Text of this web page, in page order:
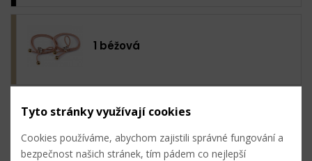
1 béžová
Tyto stránky využívají cookies
Cookies používáme, abychom zajistili správné fungování a
bezpečnost našich stránek, tím pádem co nejlepší